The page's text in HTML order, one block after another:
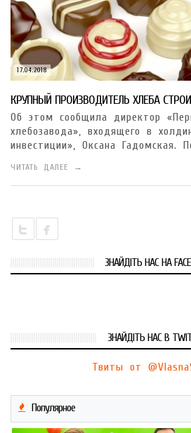
17.04.2018
КРУПНЫЙ ПРОИЗВОДИТЕЛЬ ХЛЕБА
Об этом сообщила директор
хлебозавода», входящего в
инвестиции», Оксана Гадомская.
ЧИТАТЬ ДАЛЕЕ →
ЗНАЙДІТЬ НАС НА
ЗНАЙДІТЬ НАС В
Твиты от
Популярное